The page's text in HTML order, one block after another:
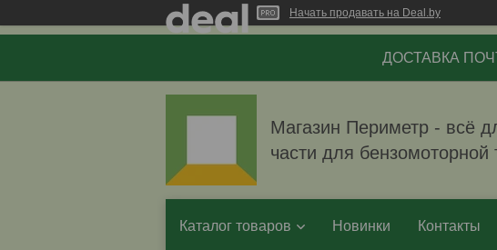
Начать продавать на Deal.by
ДОСТАВКА
Магазин Периметр - всё
части для бензомоторной
Каталог товаров Новинки Контакты